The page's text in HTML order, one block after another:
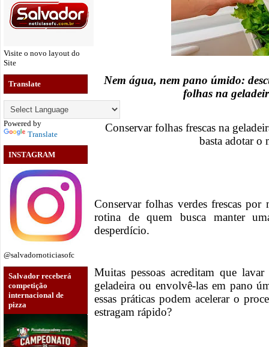
Visite o novo layout do
Site
Translate
Powered by
Translate
INSTAGRAM
@salvadornoticiasofc
Salvador receberá
competição
internacional de
pizza
Nem água, nem pano úmido:
folhas na
Conservar folhas frescas na
basta adotar o
Conservar folhas verdes frescas
rotina de quem busca manter
desperdício.
Muitas pessoas acreditam que
geladeira ou envolvê-las em pano
essas práticas podem acelerar o
estragam rápido?